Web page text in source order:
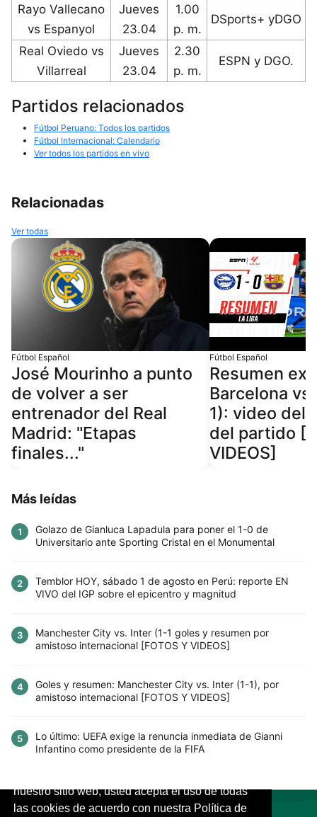
Este sitio utiliza cookies para mejorar la
nuestro sitio web, usted acepta el uso de todas
las cookies de acuerdo con nuestra Política de
Rayo Vallecano
vs Espanyol
Jueves
23.04
1.00
p. m.
DSports+ yDGO
Real Oviedo vs
Villarreal
Jueves
23.04
2.30
p. m.
ESPN y DGO.
Partidos relacionados
Fútbol Peruano: Todos los partidos
Fútbol Internacional: Calendario
Ver todos los partidos en vivo
Relacionadas
Ver todas
Fútbol Español
José Mourinho a punto
de volver a ser
entrenador del Real
Madrid: "Etapas
finales..."
Fútbol Español
Resumen
Barcelona
1): video del
del partido
VIDEOS]
Más leídas
1
Golazo de Gianluca Lapadula para poner el 1-0 de
Universitario ante Sporting Cristal en el Monumental
2
Temblor HOY, sábado 1 de agosto en Perú: reporte EN
VIVO del IGP sobre el epicentro y magnitud
3
Manchester City vs. Inter (1-1 goles y resumen por
amistoso internacional [FOTOS Y VIDEOS]
4
Goles y resumen: Manchester City vs. Inter (1-1), por
amistoso internacional [FOTOS Y VIDEOS]
5
Lo último: UEFA exige la renuncia inmediata de Gianni
Infantino como presidente de la FIFA